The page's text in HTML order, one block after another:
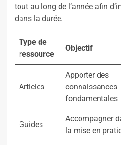
tout au long de l’année afin
dans la durée.
Type de
ressource
Objectif
Articles
Apporter des
connaissances
fondamentales
Guides
Accompagner
la mise en